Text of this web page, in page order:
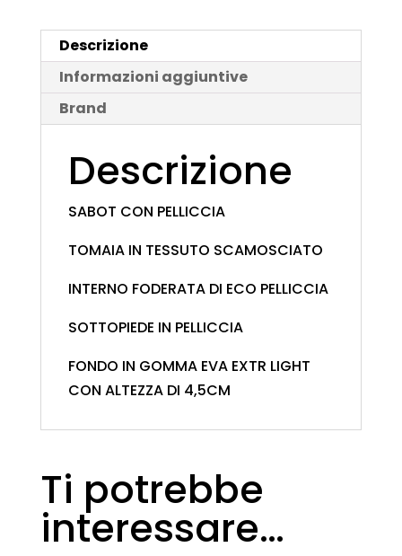
Descrizione
Informazioni aggiuntive
Brand
Descrizione
SABOT CON PELLICCIA
TOMAIA IN TESSUTO SCAMOSCIATO
INTERNO FODERATA DI ECO PELLICCIA
SOTTOPIEDE IN PELLICCIA
FONDO IN GOMMA EVA EXTR LIGHT
CON ALTEZZA DI 4,5CM
Ti potrebbe
interessare…